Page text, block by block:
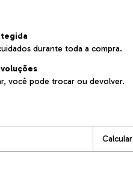
durante toda a compra.
você pode trocar ou devolver.
Calcular